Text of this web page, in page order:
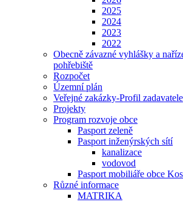
2025
2024
2023
2022
Obecně závazné vyhlášky a
pohřebiště
Rozpočet
Územní plán
Veřejné zakázky-Profil zadavatele
Projekty
Program rozvoje obce
Pasport zeleně
Pasport inženýrských sítí
kanalizace
vodovod
Pasport mobiliáře obce
Různé informace
MATRIKA